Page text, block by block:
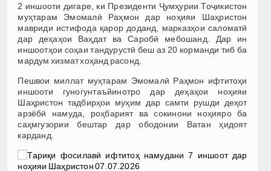
2 иншооти дигаре, ки Президенти Ҷумҳурии Тоҷикистон
муҳтарам Эмомалӣ Раҳмон дар ноҳияи Шаҳристон
мавриди истифода қарор доданд, марказҳои саломатӣ
дар деҳаҳои Ваҳдат ва Саробӣ мебошанд. Дар ин
иншоотҳои соҳаи тандурустӣ беш аз 20 корманди тиб ба
мардум хизмат хоҳанд расонд.
Пешвои миллат муҳтарам Эмомалӣ Раҳмон ифтитоҳи
иншооти гуногунтаъйинотро дар деҳаҳои ноҳияи
Шаҳристон тадбирҳои муҳим дар самти рушди деҳот
арзёбӣ намуда, роҳбарият ва сокинони ноҳияро ба
саҳмгузории бештар дар ободонии Ватан ҳидоят
карданд.